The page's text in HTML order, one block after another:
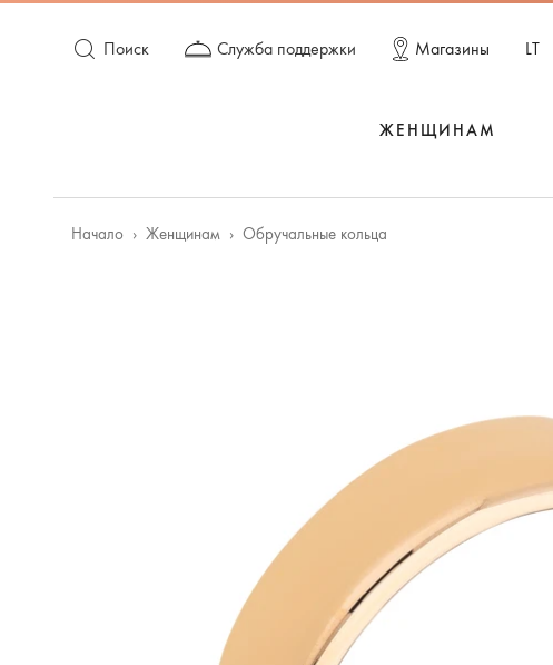
Поиск Служба поддержки Магазины LT
ЖЕНЩИНАМ
Начало Женщинам Oбручальные кольца